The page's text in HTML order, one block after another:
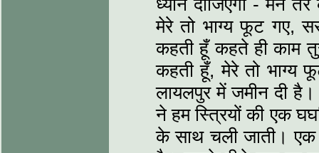
ध्‍यान दीजिएगा - मैंने
मेरे तो भाग्‍य फूट गए,
कहती हूँ कहते ही काम
कहती हूँ, मेरे तो भाग्‍य
लायलपुर में जमीन दी
ने हम स्त्रियों की एक
के साथ चली जाती।